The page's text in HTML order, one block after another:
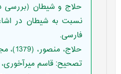
حلاج و شیطان (بررسی
نسبت به شیطان در
فارسی.
حلاج،
تصحیح: قاسم میرآخوری،